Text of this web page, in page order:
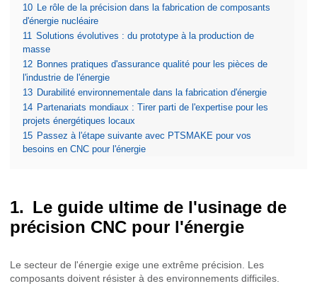
10
Le rôle de la précision dans la fabrication de composants
d'énergie nucléaire
11
Solutions évolutives : du prototype à la production de
masse
12 Bonnes pratiques d'assurance qualité pour les pièces de
l'industrie de l'énergie
13 Durabilité environnementale dans la fabrication d'énergie
14 Partenariats mondiaux : Tirer parti de l'expertise pour les
projets énergétiques locaux
15 Passez à l'étape suivante avec PTSMAKE pour vos
besoins en CNC pour l'énergie
Le guide ultime de l'usinage de
précision CNC pour l'énergie
Le secteur de l'énergie exige une extrême précision. Les
composants doivent résister à des environnements difficiles.